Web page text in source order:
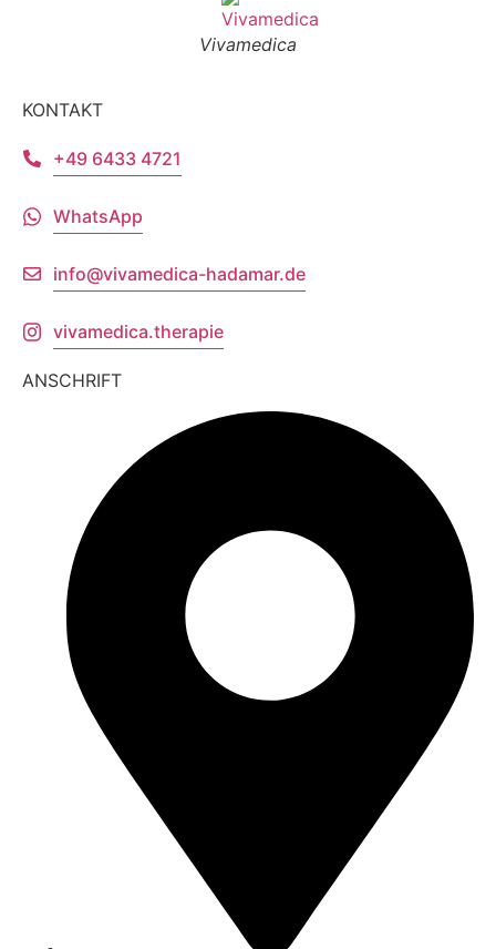
Vivamedica
KONTAKT
+49 6433 4721
WhatsApp
info@vivamedica-hadamar.de
vivamedica.therapie
ANSCHRIFT